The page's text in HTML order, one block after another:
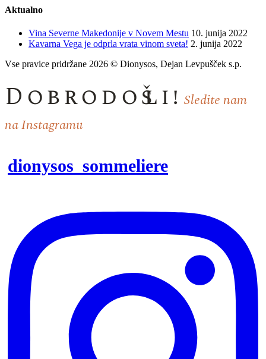
Aktualno
Vina Severne Makedonije v Novem Mestu 10. junija 2022
Kavarna Vega je odprla vrata vinom sveta! 2. junija 2022
Vse pravice pridržane 2026 © Dionysos, Dejan Levpušček s.p.
Dobrodošli! Sledite nam
na Instagramu
dionysos_sommeliere